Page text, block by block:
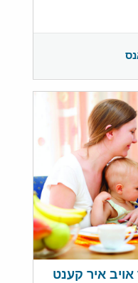
איר קענט